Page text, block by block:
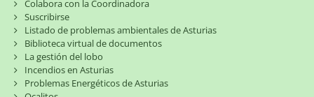
Colabora con la Coordinadora
Suscribirse
Listado de problemas ambientales de Asturias
Biblioteca virtual de documentos
La gestión del lobo
Incendios en Asturias
Problemas Energéticos de Asturias